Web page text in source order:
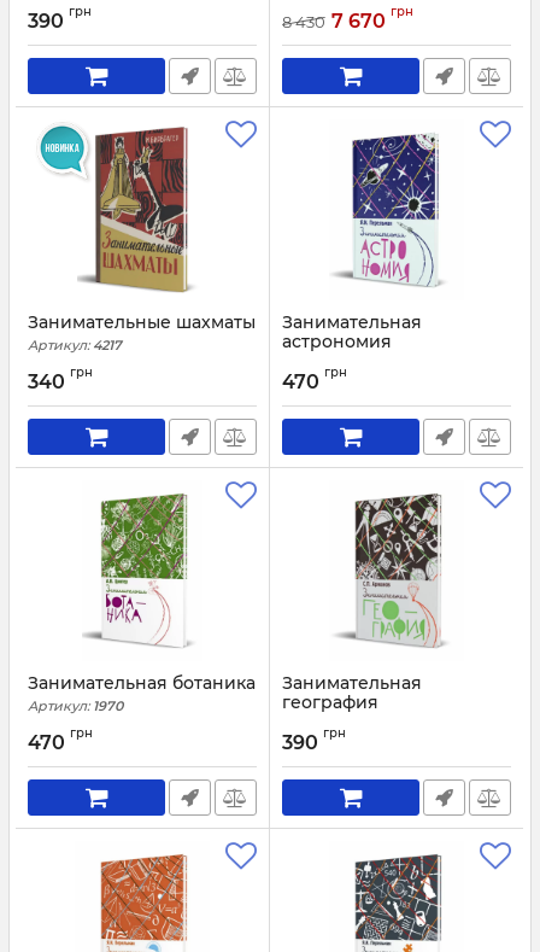
390 грн
бонус
Артикул: 2028
8 430 7 670 грн
Занимательные шахматы
Артикул: 4217
340 грн
Занимательная
астрономия
470 грн
Занимательная ботаника
Артикул: 1970
470 грн
Занимательная
география
390 грн